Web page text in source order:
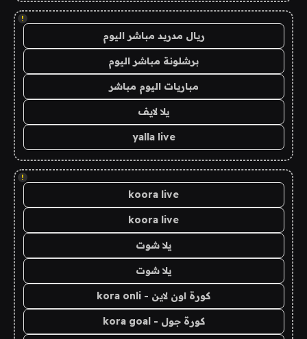
!
ريال مدريد مباشر اليوم
برشلونة مباشر اليوم
مباريات اليوم مباشر
يلا لايف
yalla live
!
koora live
koora live
يلا شوت
يلا شوت
كورة اون لاين - kora onli
كورة جول - kora goal